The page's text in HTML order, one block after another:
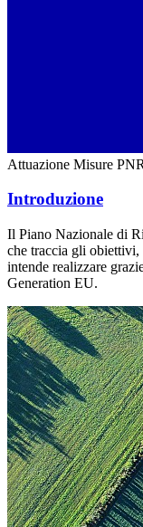
Attuazione Misure
Introduzione
Il Piano Nazionale di
che traccia gli
intende realizzare
Generation EU.